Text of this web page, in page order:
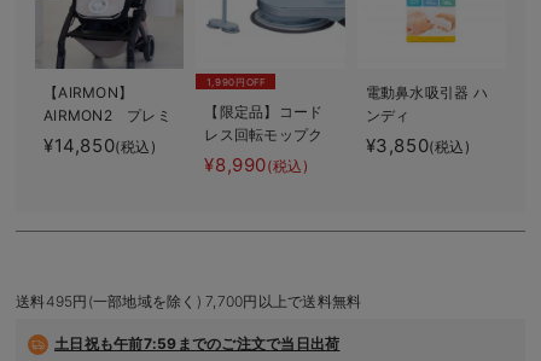
【AIRMON】
AIRMON2 プレミ
アム
¥14,850(税込)
1,990円OFF
【限定品】コード
レス回転モップク
リーナーNeo+
¥8,990(税込)
電動鼻水吸引器 ハ
ンディ
¥3,850(税込)
送料495円(一部地域を除く) 7,700円以上で送料無料
土日祝も午前7:59までのご注文で当日出荷